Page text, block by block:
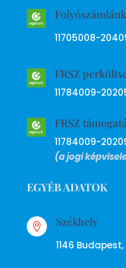
Folyószámlánk
11705008-
FRSZ
11784009-
FRSZ
11784009-
(a jogi
EGYÉB ADATOK
 Székhely
1146